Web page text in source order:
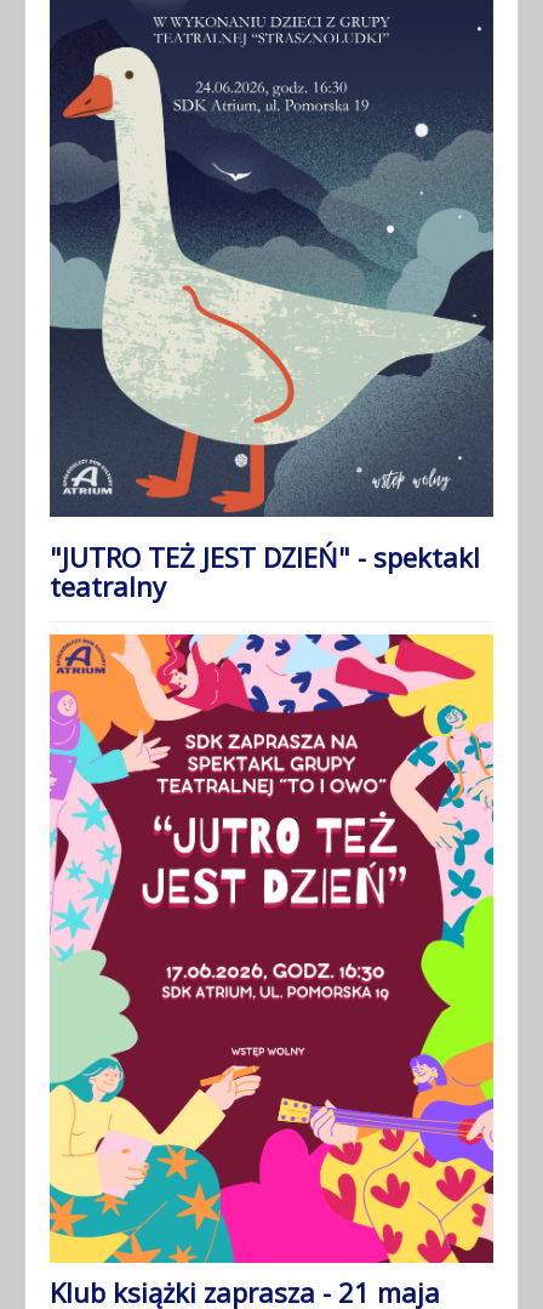
"JUTRO TEŻ JEST DZIEŃ" - spektakl
teatralny
Klub książki zaprasza - 21 maja